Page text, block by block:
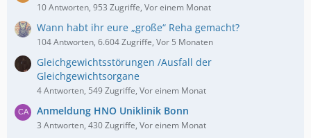
10 Antworten, 953 Zugriffe, Vor einem Monat
Wann habt ihr eure „große“ Reha gemacht?
104 Antworten, 6.604 Zugriffe, Vor 5 Monaten
Gleichgewichtsstörungen /Ausfall der
Gleichgewichtsorgane
4 Antworten, 549 Zugriffe, Vor einem Monat
Anmeldung HNO Uniklinik Bonn
3 Antworten, 430 Zugriffe, Vor einem Monat